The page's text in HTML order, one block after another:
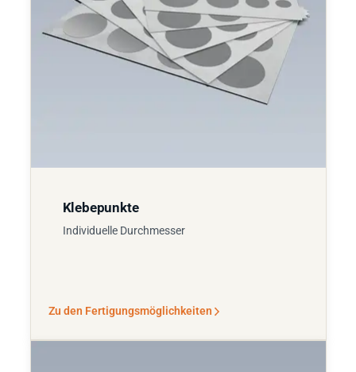
Klebepunkte
Individuelle Durchmesser
Zu den Fertigungsmöglichkeiten